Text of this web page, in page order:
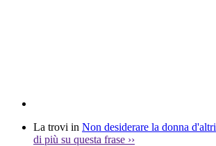
La trovi in Non desiderare la donna d'altri
di più su questa frase ››